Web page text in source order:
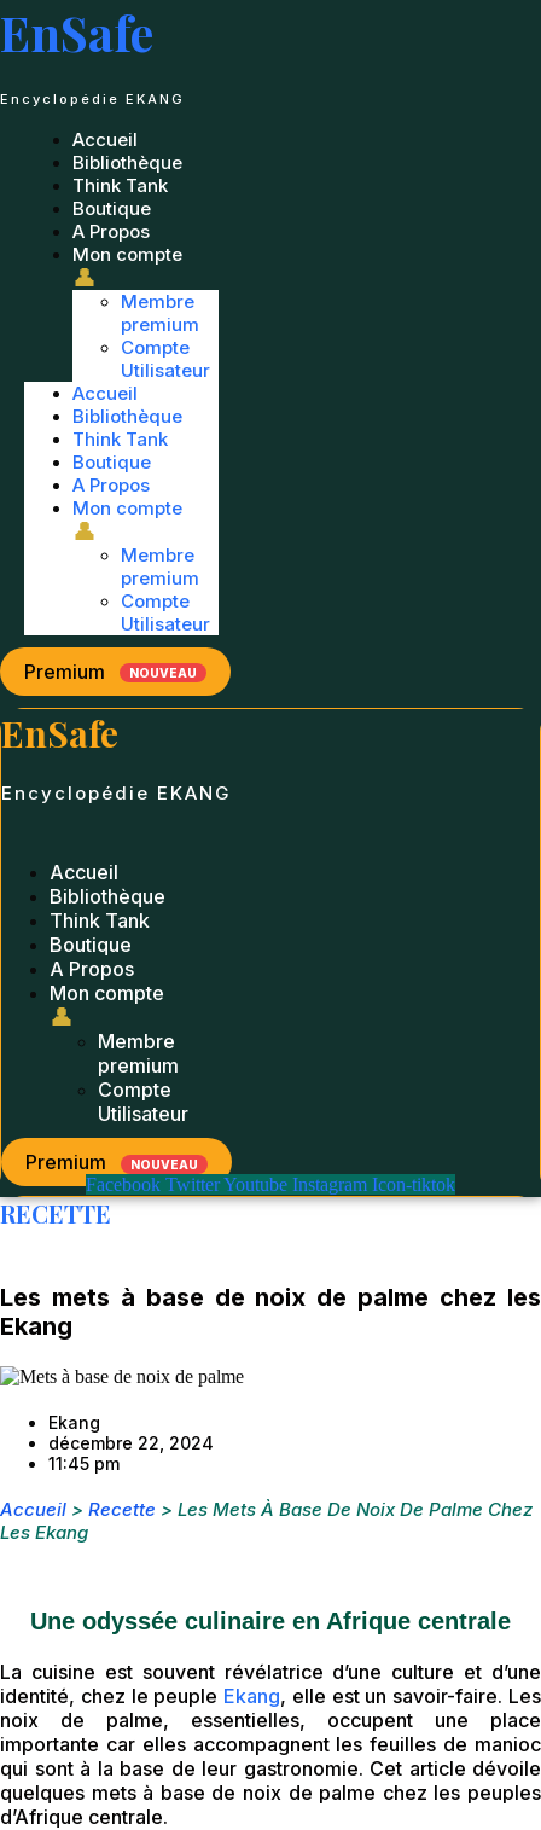
au
contenu
EnSafe
Encyclopédie EKANG
Accueil
Bibliothèque
Think Tank
Boutique
A Propos
Mon compte
👤
Membre
premium
Compte
Utilisateur
Accueil
Bibliothèque
Think Tank
Boutique
A Propos
Mon compte
👤
Membre
premium
Compte
Utilisateur
Premium NOUVEAU
EnSafe
Encyclopédie EKANG
Accueil
Bibliothèque
Think Tank
Boutique
A Propos
Mon compte
👤
Membre
premium
Compte
Utilisateur
Premium
NOUVEAU
Facebook TwitterYoutube Instagram Icon-tiktok
RECETTE
Les mets à base de noix de palme chez les
Ekang
Ekang
décembre 22, 2024
11:45 pm
Accueil > Recette > Les Mets À Base De Noix De Palme Chez
Les Ekang
Une odyssée culinaire en Afrique centrale
La cuisine est souvent révélatrice d’une culture et d’une
identité, chez le peuple Ekang, elle est un savoir-faire. Les
noix de palme, essentielles, occupent une place
importante car elles accompagnent les feuilles de manioc
qui sont à la base de leur gastronomie. Cet article dévoile
quelques mets à base de noix de palme chez les peuples
d’Afrique centrale.